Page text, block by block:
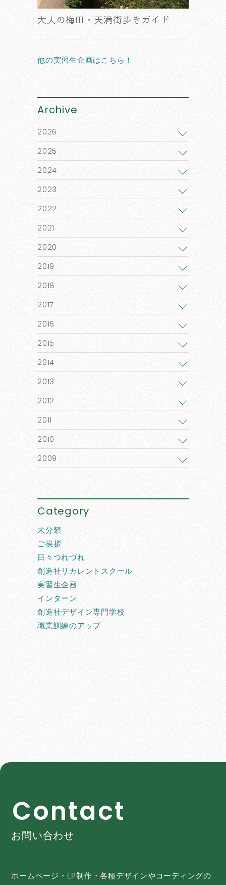
大人の梅田・天満街歩きガイド
他の実習生企画はこちら！
Archive
2026
2025
2024
2023
2022
2021
2020
2019
2018
2017
2016
2015
2014
2013
2012
2011
2010
2009
Category
未分類
ご挨拶
日々つれづれ
創造社リカレントスクール
実習生企画
インターン
創造社デザイン専門学校
職業訓練のアップ
Contact
お問い合わせ
ホームページ・LP制作・各種デザインやコーディングの